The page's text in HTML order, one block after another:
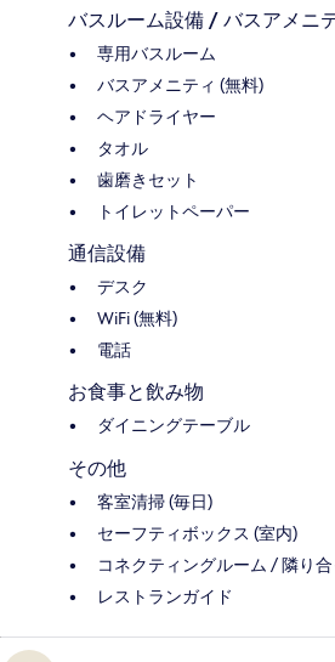
バスルーム設備 / バスアメニ
専用バスルーム
バスアメニティ (無料)
ヘアドライヤー
タオル
歯磨きセット
トイレットペーパー
通信設備
デスク
WiFi (無料)
電話
お食事と飲み物
ダイニングテーブル
その他
客室清掃 (毎日)
セーフティボックス (室内)
コネクティングルーム / 隣り
レストランガイド